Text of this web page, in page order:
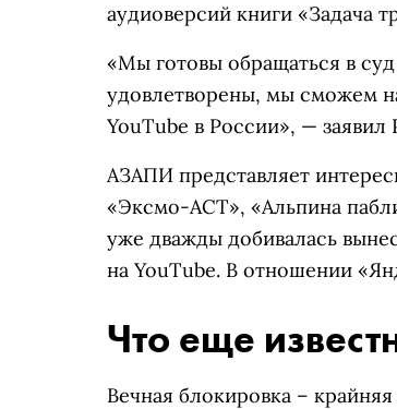
аудиоверсий книги «Задача
«Мы готовы обращаться в
удовлетворены, мы сможем
YouTube в России», — заявил
АЗАПИ представляет
«Эксмо-АСТ», «Альпина
уже дважды добивалась
на YouTube. В отношении
Что еще
Вечная блокировка –